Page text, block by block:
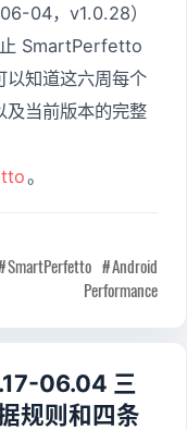
04，v1.0.28）
SmartPerfetto
以知道这六周每个
及当前版本的完整
。
SmartPerfetto
Android
Performance
06.04 三
规则和四条